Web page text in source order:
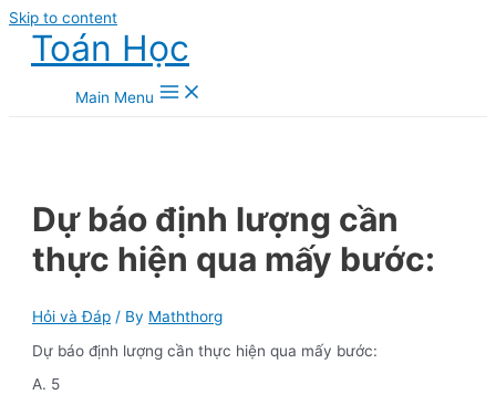
Skip to content
Toán Học
Main Menu
Dự báo định lượng cần
thực hiện qua mấy bước:
Hỏi và Đáp / By Maththorg
Dự báo định lượng cần thực hiện qua mấy bước:
A. 5